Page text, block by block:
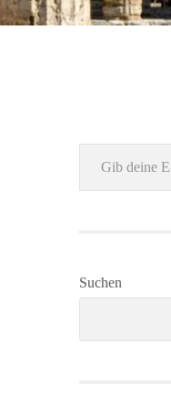
Gib deine E-Mail-Adresse ein ...
Suchen